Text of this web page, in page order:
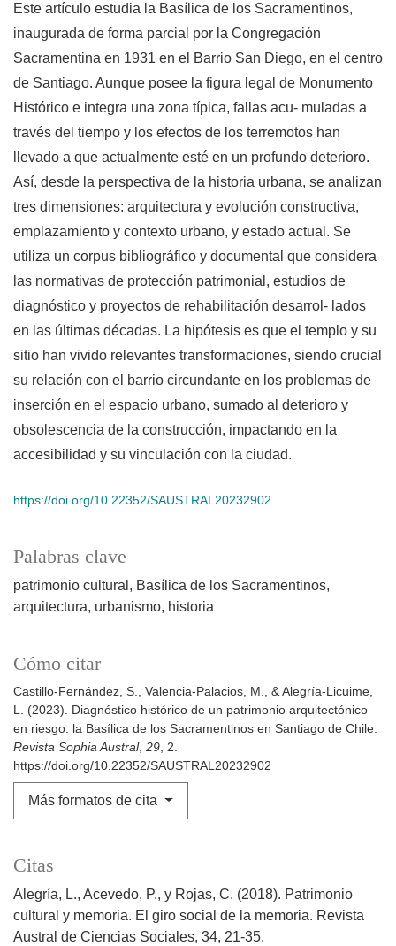
Palabras clave
patrimonio cultural
Basílica de los Sacramentinos
arquitectura urbanismo historia
Cómo citar
Castillo-Fernández, S., Valencia-Palacios, M., & Alegría-Licuime,
L. (2023). Diagnóstico histórico de un patrimonio arquitectónico
en riesgo: la Basílica de los Sacramentinos en Santiago de Chile.
Revista Sophia Austral, 29, 2.
https://doi.org/10.22352/SAUSTRAL20232902
Más formatos de cita
Este artículo estudia la Basílica de los Sacramentinos,
inaugurada de forma parcial por la Congregación
Sacramentina en 1931 en el Barrio San Diego, en el centro
de Santiago. Aunque posee la figura legal de Monumento
Histórico e integra una zona típica, fallas acu- muladas a
través del tiempo y los efectos de los terremotos han
llevado a que actualmente esté en un profundo deterioro.
Así, desde la perspectiva de la historia urbana, se analizan
tres dimensiones: arquitectura y evolución constructiva,
emplazamiento y contexto urbano, y estado actual. Se
utiliza un corpus bibliográfico y documental que considera
las normativas de protección patrimonial, estudios de
diagnóstico y proyectos de rehabilitación desarrol- lados
en las últimas décadas. La hipótesis es que el templo y su
sitio han vivido relevantes transformaciones, siendo crucial
su relación con el barrio circundante en los problemas de
inserción en el espacio urbano, sumado al deterioro y
obsolescencia de la construcción, impactando en la
accesibilidad y su vinculación con la ciudad.
https://doi.org/10.22352/SAUSTRAL20232902
Citas
Alegría, L., Acevedo, P., y Rojas, C. (2018). Patrimonio
cultural y memoria. El giro social de la memoria. Revista
Austral de Ciencias Sociales, 34, 21-35.